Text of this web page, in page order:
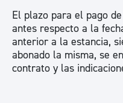
El plazo para el pago
antes respecto a la
anterior a la estancia,
abonado la misma, se
contrato y las